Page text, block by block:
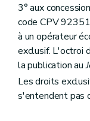
3° aux
code CPV
à un opérateur
exclusif. L'octroi
la publication au
Les droits
s'entendent pas